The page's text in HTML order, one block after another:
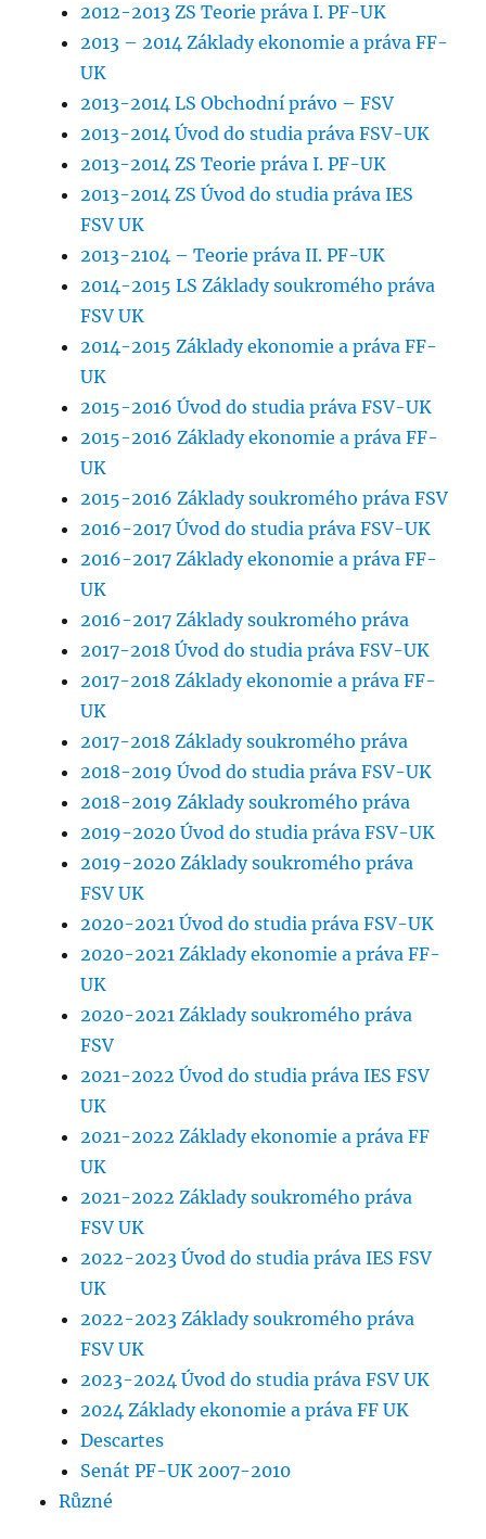
2012-2013 ZS Teorie práva I. PF-UK
2013 – 2014 Základy ekonomie a práva FF-
UK
2013-2014 LS Obchodní právo – FSV
2013-2014 Úvod do studia práva FSV-UK
2013-2014 ZS Teorie práva I. PF-UK
2013-2014 ZS Úvod do studia práva IES
FSV UK
2013-2104 – Teorie práva II. PF-UK
2014-2015 LS Základy soukromého práva
FSV UK
2014-2015 Základy ekonomie a práva FF-
UK
2015-2016 Úvod do studia práva FSV-UK
2015-2016 Základy ekonomie a práva FF-
UK
2015-2016 Základy soukromého práva FSV
2016-2017 Úvod do studia práva FSV-UK
2016-2017 Základy ekonomie a práva FF-
UK
2016-2017 Základy soukromého práva
2017-2018 Úvod do studia práva FSV-UK
2017-2018 Základy ekonomie a práva FF-
UK
2017-2018 Základy soukromého práva
2018-2019 Úvod do studia práva FSV-UK
2018-2019 Základy soukromého práva
2019-2020 Úvod do studia práva FSV-UK
2019-2020 Základy soukromého práva
FSV UK
2020-2021 Úvod do studia práva FSV-UK
2020-2021 Základy ekonomie a práva FF-
UK
2020-2021 Základy soukromého práva
FSV
2021-2022 Úvod do studia práva IES FSV
UK
2021-2022 Základy ekonomie a práva FF
UK
2021-2022 Základy soukromého práva
FSV UK
2022-2023 Úvod do studia práva IES FSV
UK
2022-2023 Základy soukromého práva
FSV UK
2023-2024 Úvod do studia práva FSV UK
2024 Základy ekonomie a práva FF UK
Descartes
Senát PF-UK 2007-2010
Různé